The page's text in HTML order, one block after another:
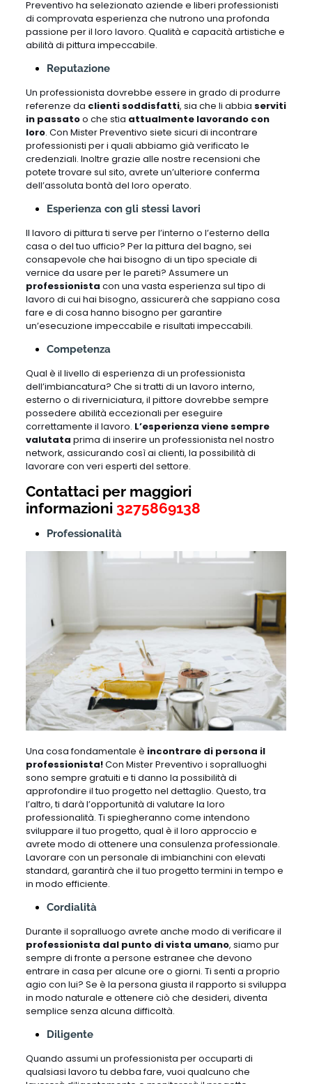
Preventivo ha selezionato aziende e liberi professionisti
di comprovata esperienza che nutrono una profonda
passione per il loro lavoro. Qualità e capacità artistiche e
abilità di pittura impeccabile.
Reputazione
Un professionista dovrebbe essere in grado di produrre
referenze da clienti soddisfatti, sia che li abbia serviti
in passatoo che stia attualmente lavorando con
loro. Con Mister Preventivo siete sicuri di incontrare
professionisti per i quali abbiamo già verificato le
credenziali. Inoltre grazie alle nostre recensioni che
potete trovare sul sito, avrete un’ulteriore conferma
dell’assoluta bontà del loro operato.
Esperienza con gli stessi lavori
Il lavoro di pittura ti serve per l’interno o l’esterno della
casa o del tuo ufficio? Per la pittura del bagno, sei
consapevole che hai bisogno di un tipo speciale di
vernice da usare per le pareti? Assumere un
professionista con una vasta esperienza sul tipo di
lavoro di cui hai bisogno, assicurerà che sappiano cosa
fare e di cosa hanno bisogno per garantire
un’esecuzione impeccabile e risultati impeccabili.
Competenza
Qual è il livello di esperienza di un professionista
dell’imbiancatura? Che si tratti di un lavoro interno,
esterno o di riverniciatura, il pittore dovrebbe sempre
possedere abilità eccezionali per eseguire
correttamente il lavoro. L’esperienza viene sempre
valutata prima di inserire un professionista nel nostro
network, assicurando così ai clienti, la possibilità di
lavorare con veri esperti del settore.
Contattaci per maggiori
informazioni 3275869138
Professionalità
Una cosa fondamentale è incontrare di persona il
professionista!Con Mister Preventivo i sopralluoghi
sono sempre gratuiti e ti danno la possibilità di
approfondire il tuo progetto nel dettaglio. Questo, tra
l’altro, ti darà l’opportunità di valutare la loro
professionalità. Ti spiegheranno come intendono
sviluppare il tuo progetto, qual è il loro approccio e
avrete modo di ottenere una consulenza professionale.
Lavorare con un personale di imbianchini con elevati
standard, garantirà che il tuo progetto termini in tempo e
in modo efficiente.
Cordialità
Durante il sopralluogo avrete anche modo di verificare il
professionista dal punto di vista umano, siamo pur
sempre di fronte a persone estranee che devono
entrare in casa per alcune ore o giorni. Ti senti a proprio
agio con lui? Se è la persona giusta il rapporto si sviluppa
in modo naturale e ottenere ciò che desideri, diventa
semplice senza alcuna difficoltà.
Diligente
Quando assumi un professionista per occuparti di
qualsiasi lavoro tu debba fare, vuoi qualcuno che